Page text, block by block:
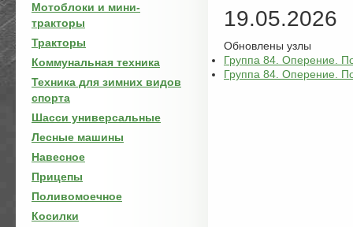
Мотоблоки и мини-
тракторы
Тракторы
Коммунальная техника
Техника для зимних видов
спорта
Шасси универсальные
Лесные машины
Навесное
Прицепы
Поливомоечное
Косилки
19.05.2026
Обновлены узлы
Группа 84. Оперение.
Группа 84. Оперение.